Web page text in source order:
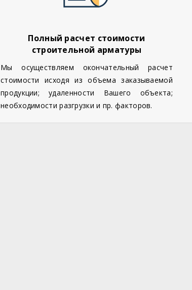
Полный расчет стоимости
строительной арматуры
Мы осуществляем окончательный расчет
стоимости исходя из объема заказываемой
продукции; удаленности Вашего объекта;
необходимости разгрузки и пр. факторов.